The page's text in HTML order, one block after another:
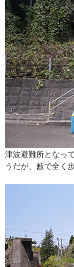
津波避難所となっ
うだが、藪で全く